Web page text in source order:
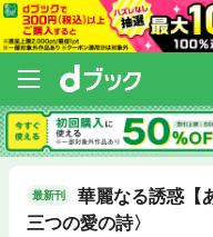
最新刊
華麗なる誘惑【
三つの愛の詩〉